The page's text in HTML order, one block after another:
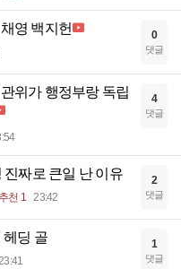
영 백지헌 0
댓글
위가 행정부랑 독립
4
댓글
짜로 큰일 난 이유
추천 1 23:42
2
댓글
헤딩 골 1
댓글